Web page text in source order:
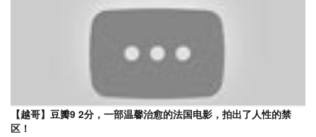
【越哥】豆瓣9 2分，一部温馨治愈的法国电影，拍出了人性的禁
区！